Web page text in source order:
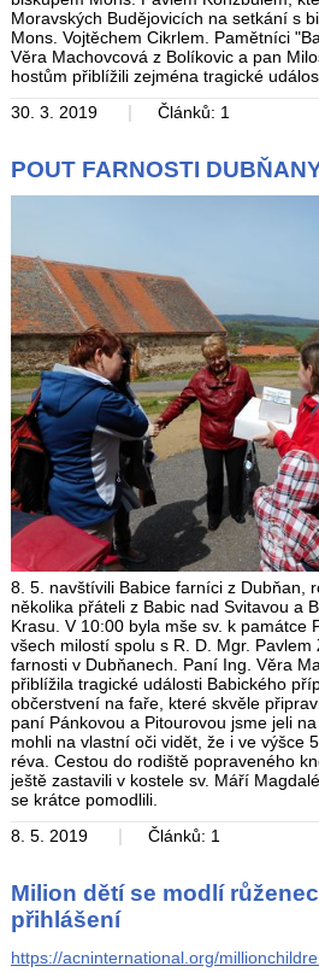
Moravských Budějovicích na setkání s
Mons. Vojtěchem Cikrlem. Pamětníci
Věra Machovcová z Bolíkovic a pan
hostům přiblížili zejména tragické
30. 3. 2019
| Článků: 1
POUT FARNOSTI
8. 5. navštívili Babice farníci z Dubňan,
několika přáteli z Babic nad Svitavou a
Krasu. V 10:00 byla mše sv. k památce
všech milostí spolu s R. D. Mgr.
farnosti v Dubňanech. Paní Ing. Věra
přiblížila tragické události Babického
občerstvení na faře, které skvěle
paní Pánkovou a Pitourovou jsme jeli
mohli na vlastní oči vidět, že i ve výšce
réva. Cestou do rodiště popraveného
ještě zastavili v kostele sv. Máří
se krátce pomodlili.
8. 5. 2019
| Článků: 1
Milion dětí se modlí
přihlášení
https://acninternational.org/